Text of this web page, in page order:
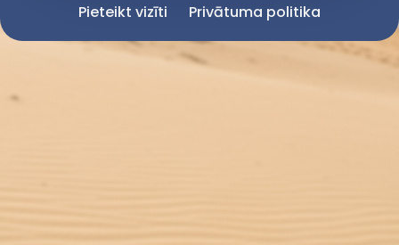
Pieteikt vizīti Privātuma politika